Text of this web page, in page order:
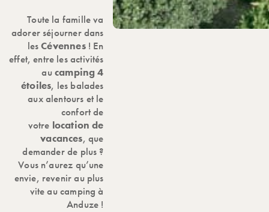
Toute la famille va
adorer séjourner dans
lesCévennes ! En
effet, entre les activités
aucamping 4
étoiles, les balades
aux alentours et le
confort de
votre location de
vacances, que
demander de plus ?
Vous n’aurez qu’une
envie, revenir au plus
vite au camping à
Anduze !